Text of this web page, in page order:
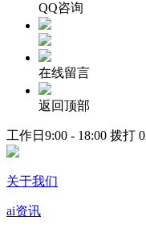
QQ咨询
在线留言
返回顶部
工作日9:00 - 18:00 拨打
关于我们
ai资讯